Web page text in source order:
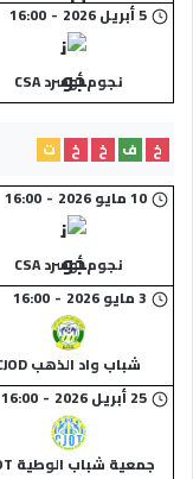
5 أبريل 2026 -
16:00
نجوم أوسرد CSA
خ ف خ خ
ت
10 مايو 2026 -
16:00
نجوم أوسرد CSA
3 مايو 2026 -
16:00
شباب واد الذهب CJOD
25 أبريل 2026 -
16:00
جمعية شباب الوطية CJOT